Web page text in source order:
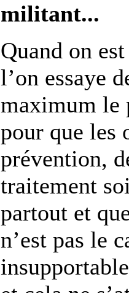
militant...
Quand on
l’on essaye
maximum le
pour que les
prévention,
traitement
partout et
n’est pas le